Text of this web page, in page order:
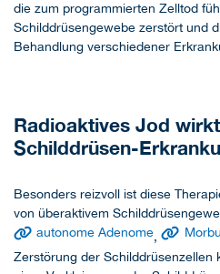
die zum programmierten Zelltod
Schilddrüsengewebe zerstört und
Behandlung verschiedener
Radioaktives Jod
Schilddrüsen-
Besonders reizvoll ist diese
von überaktivem
autonome Adenome,
Zerstörung der Schilddrüsenzellen